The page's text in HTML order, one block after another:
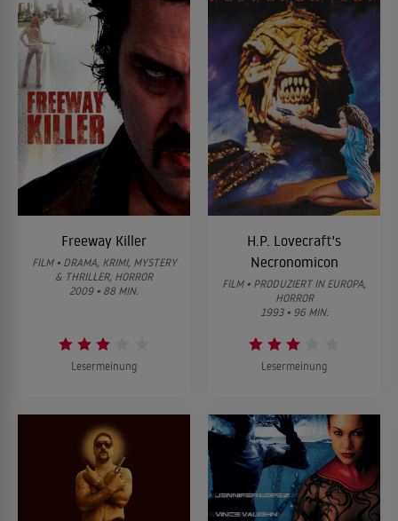
Freeway Killer
FILM • DRAMA, KRIMI, MYSTERY
& THRILLER, HORROR
2009 • 88 MIN.
Lesermeinung
H.P. Lovecraft's
Necronomicon
FILM • PRODUZIERT IN EUROPA,
HORROR
1993 • 96 MIN.
Lesermeinung